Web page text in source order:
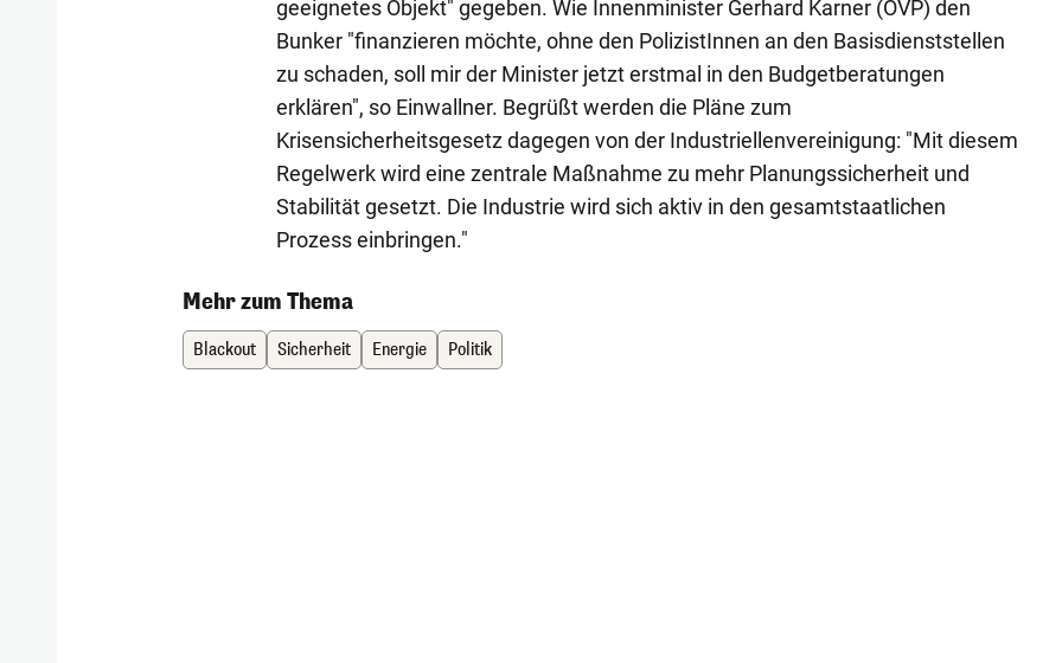
geeignetes Objekt" gegeben. Wie Innenminister Gerhard Karner (ÖVP) den
Bunker "finanzieren möchte, ohne den PolizistInnen an den Basisdienststellen
zu schaden, soll mir der Minister jetzt erstmal in den Budgetberatungen
erklären", so Einwallner. Begrüßt werden die Pläne zum
Krisensicherheitsgesetz dagegen von der Industriellenvereinigung: "Mit diesem
Regelwerk wird eine zentrale Maßnahme zu mehr Planungssicherheit und
Stabilität gesetzt. Die Industrie wird sich aktiv in den gesamtstaatlichen
Prozess einbringen."
Mehr zum Thema
Blackout Sicherheit Energie Politik